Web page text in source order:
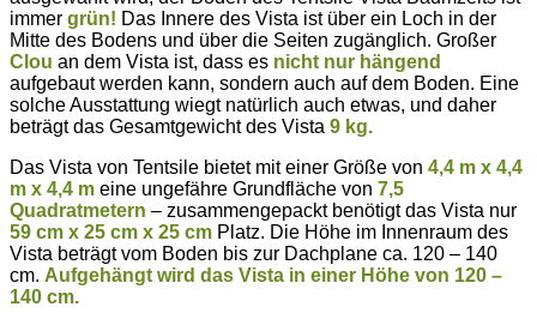
immer grün! Das Innere des Vista ist über ein Loch in der
Mitte des Bodens und über die Seiten zugänglich. Großer
Clou an dem Vista ist, dass es nicht nur hängend
aufgebaut werden kann, sondern auch auf dem Boden. Eine
solche Ausstattung wiegt natürlich auch etwas, und daher
beträgt das Gesamtgewicht des Vista 9 kg.
Das Vista von Tentsile bietet mit einer Größe von 4,4 m x 4,4
m x 4,4 m eine ungefähre Grundfläche von 7,5
Quadratmetern – zusammengepackt benötigt das Vista nur
59 cm x 25 cm x 25 cm Platz. Die Höhe im Innenraum des
Vista beträgt vom Boden bis zur Dachplane ca. 120 – 140
cm. Aufgehängt wird das Vista in einer Höhe von 120 –
140 cm.